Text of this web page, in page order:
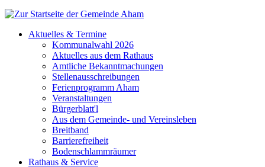
Aktuelles & Termine
Kommunalwahl 2026
Aktuelles aus dem Rathaus
Amtliche Bekanntmachungen
Stellenausschreibungen
Ferienprogramm Aham
Veranstaltungen
Bürgerblatt'l
Aus dem Gemeinde- und Vereinsleben
Breitband
Barrierefreiheit
Bodenschlammräumer
Rathaus & Service